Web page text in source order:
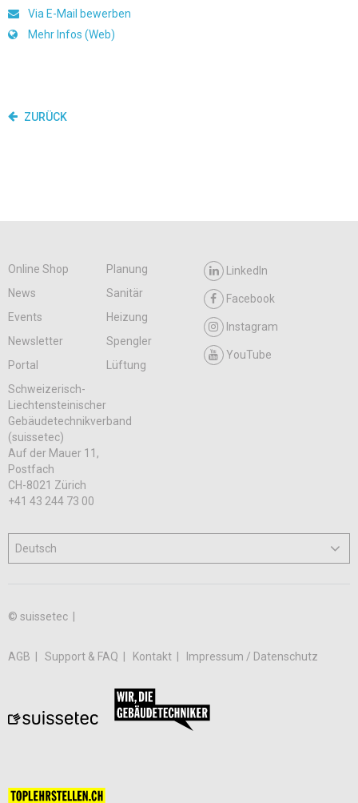
Via E-Mail bewerben
Mehr Infos (Web)
ZURÜCK
Online Shop
Planung
News
Sanitär
Events
Heizung
Newsletter
Spengler
Portal
Lüftung
LinkedIn
Facebook
Instagram
YouTube
Schweizerisch-
Liechtensteinischer
Gebäudetechnikverband
(suissetec)
Auf der Mauer 11,
Postfach
CH-8021 Zürich
+41 43 244 73 00
© suissetec |
AGB Support & FAQ Kontakt Impressum / Datenschutz